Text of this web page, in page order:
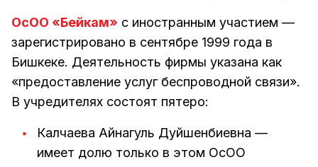
ОсОО «Бейкам» с иностранным участием —
зарегистрировано в сентябре 1999 года в
Бишкеке. Деятельность фирмы указана как
«предоставление услуг беспроводной связи».
В учредителях состоят пятеро:
Калчаева Айнагуль Дуйшенбиевна —
имеет долю только в этом ОсОО